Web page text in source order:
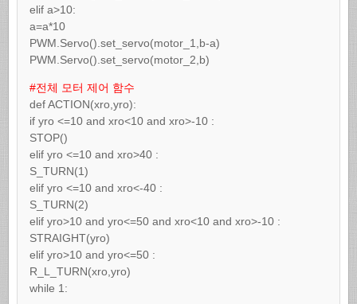
elif a>10:
a=a*10
PWM.Servo().set_servo(motor_1,b-a)
PWM.Servo().set_servo(motor_2,b)
#전체 모터 제어 함수
def ACTION(xro,yro):
if yro <=10 and xro<10 and xro>-10 :
STOP()
elif yro <=10 and xro>40 :
S_TURN(1)
elif yro <=10 and xro<-40 :
S_TURN(2)
elif yro>10 and yro<=50 and xro<10 and xro>-10 :
STRAIGHT(yro)
elif yro>10 and yro<=50 :
R_L_TURN(xro,yro)
while 1: